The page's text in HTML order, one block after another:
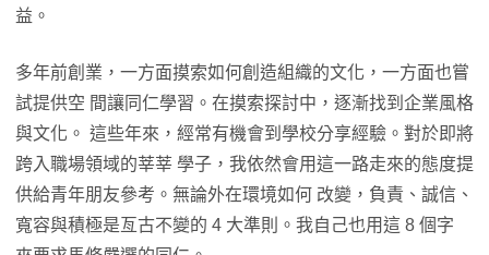
益。
多年前創業，一方面摸索如何創造組織的文化，一方面也嘗
試提供空 間讓同仁學習。在摸索探討中，逐漸找到企業風格
與文化。 這些年來，經常有機會到學校分享經驗。對於即將
跨入職場領域的莘莘 學子，我依然會用這一路走來的態度提
供給青年朋友參考。無論外在環境如何 改變，負責、誠信、
寬容與積極是亙古不變的 4 大準則。我自己也用這 8 個字